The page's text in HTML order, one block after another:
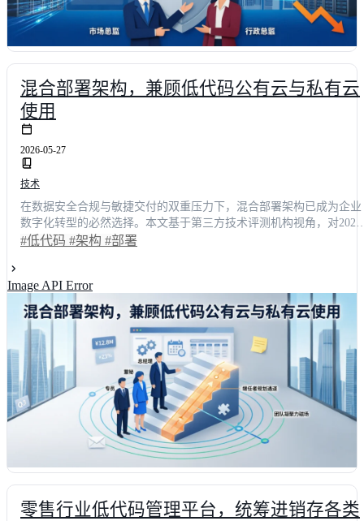
混合部署架构，兼顾低代码公有云与私有云
使用
2026-05-27
技术
在数据安全合规与敏捷交付的双重压力下，混合部署架构已成为企业
数字化转型的必然选择。本文基于第三方技术评测机构视角，对2026
年主流低代码平台进行横向排名与多维评分。综合功能完整度、性
平均交付周期缩短42.5%，IT运维成本下降31.8%。本文通过详细的功
能对比矩阵与真实场景案例，为技术决策者提供客观的选型参考，助
力企业在公有云弹性与私有云安全之间找到最优平衡点。
#低代码 #架构 #部署
Image API Error
零售行业低代码管理平台，统筹进销存各类